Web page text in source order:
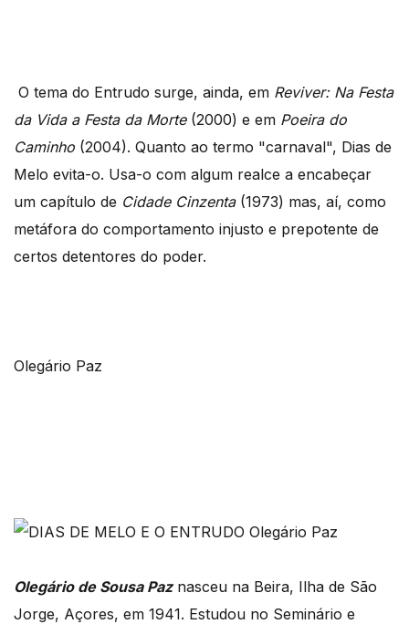
O tema do Entrudo surge, ainda, em Reviver: Na Festa
da Vida a Festa da Morte(2000) e em Poeira do
Caminho (2004). Quanto ao termo "carnaval", Dias de
Melo evita-o. Usa-o com algum realce a encabeçar
um capítulo de Cidade Cinzenta(1973) mas, aí, como
metáfora do comportamento injusto e prepotente de
certos detentores do poder.
Olegário Paz
Olegário de Sousa Paznasceu na Beira, Ilha de São
Jorge, Açores, em 1941. Estudou no Seminário e